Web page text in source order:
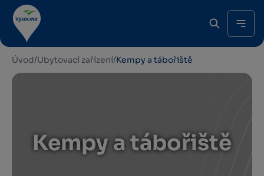
Úvod/Ubytovací zařízení/Kempy a tábořiště
Kempy a tábořiště